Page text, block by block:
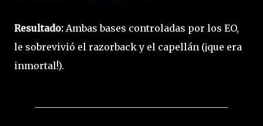
Resultado: Ambas bases controladas por los EO,
le sobrevivió el razorback y el capellán (¡que era
inmortal!).